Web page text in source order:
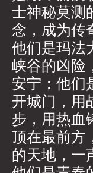
士神秘莫测
念，成为传
他们是玛法
峡谷的凶险
安宁；他们
开城门，用
步，用热血
顶在最前方
的天地，一